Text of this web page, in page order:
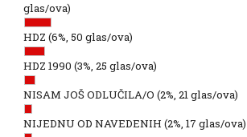
glas/ova)
HDZ (6%, 50 glas/ova)
HDZ 1990 (3%, 25 glas/ova)
NISAM JOŠ ODLUČILA/O (2%, 21 glas/ova)
NIJEDNU OD NAVEDENIH (2%, 17 glas/ova)